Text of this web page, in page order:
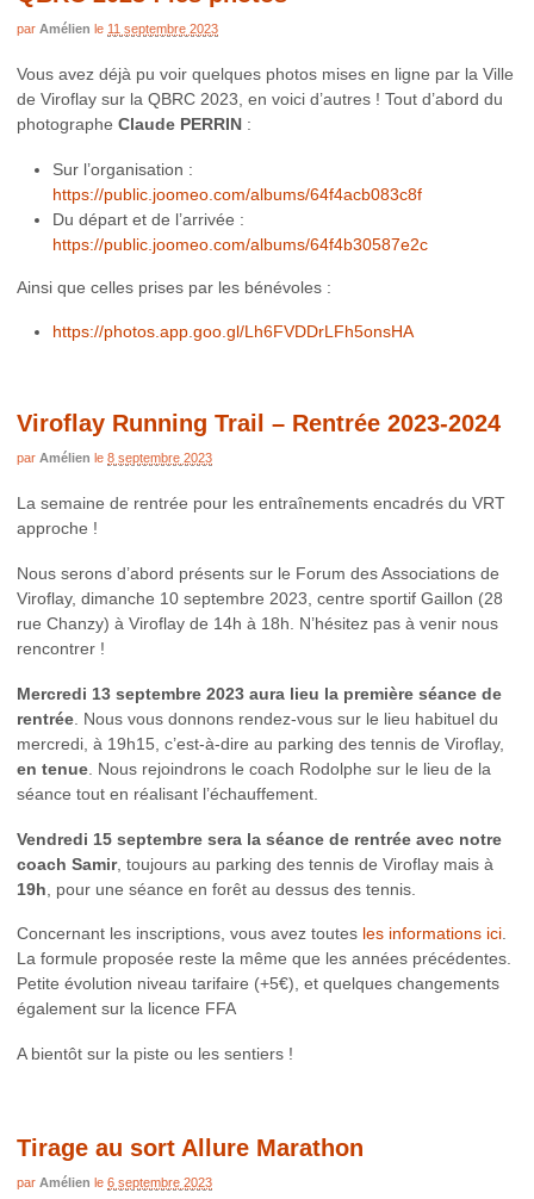
par Amélien le 11 septembre 2023
Vous avez déjà pu voir quelques photos mises en ligne par la Ville
de Viroflay sur la QBRC 2023, en voici d’autres ! Tout d’abord du
photographe Claude PERRIN :
Sur l’organisation :
https://public.joomeo.com/albums/64f4acb083c8f
Du départ et de l’arrivée :
https://public.joomeo.com/albums/64f4b30587e2c
Ainsi que celles prises par les bénévoles :
https://photos.app.goo.gl/Lh6FVDDrLFh5onsHA
Viroflay Running Trail – Rentrée 2023-2024
par Amélien le 8 septembre 2023
La semaine de rentrée pour les entraînements encadrés du VRT
approche !
Nous serons d’abord présents sur le Forum des Associations de
Viroflay, dimanche 10 septembre 2023, centre sportif Gaillon (28
rue Chanzy) à Viroflay de 14h à 18h. N’hésitez pas à venir nous
rencontrer !
Mercredi 13 septembre 2023 aura lieu la première séance de
rentrée . Nous vous donnons rendez-vous sur le lieu habituel du
mercredi, à 19h15, c’est-à-dire au parking des tennis de Viroflay,
en tenue . Nous rejoindrons le coach Rodolphe sur le lieu de la
séance tout en réalisant l’échauffement.
Vendredi 15 septembre sera la séance de rentrée avec notre
coach Samir, toujours au parking des tennis de Viroflay mais à
19h , pour une séance en forêt au dessus des tennis.
Concernant les inscriptions, vous avez toutes les informations ici.
La formule proposée reste la même que les années précédentes.
Petite évolution niveau tarifaire (+5€), et quelques changements
également sur la licence FFA
A bientôt sur la piste ou les sentiers !
Tirage au sort Allure Marathon
par Amélien le 6 septembre 2023